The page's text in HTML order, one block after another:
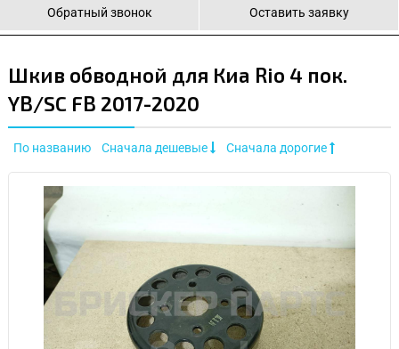
Обратный звонок Оставить заявку
Шкив обводной для Киа Rio 4 пок.
YB/SC FB 2017-2020
По названию Сначала дешевые Сначала дорогие